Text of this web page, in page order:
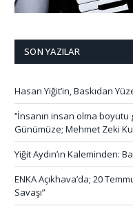
SON YAZILAR
Hasan Yiğit’in, Baskıdan
‘’İnsanın insan olma boyutu
Günümüze; Mehmet Zeki
Yiğit Aydın’ın Kaleminden:
ENKA Açıkhava’da; 20
Savaşı”